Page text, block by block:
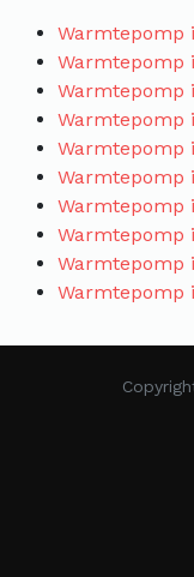
Warmtepomp
Warmtepomp
Warmtepomp
Warmtepomp
Warmtepomp
Warmtepomp
Warmtepomp
Warmtepomp
Warmtepomp
Warmtepomp